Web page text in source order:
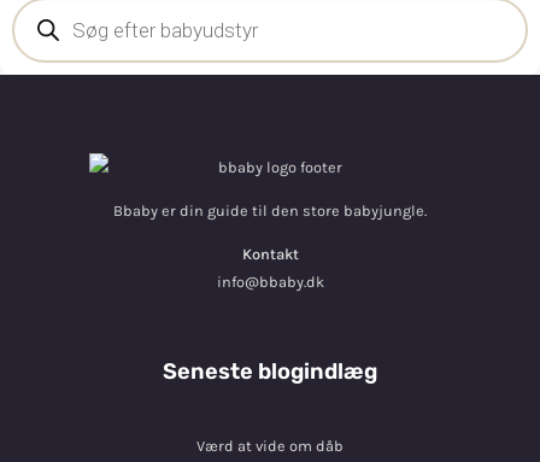
Bbaby er din guide til den store babyjungle.
Kontakt
info@bbaby.dk
Seneste blogindlæg
Værd at vide om dåb